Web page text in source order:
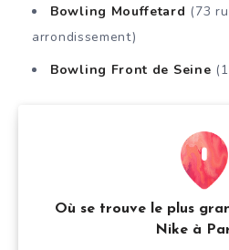
Bowling Mouffetard (73
arrondissement)
Bowling Front de Seine
Où se trouve le plus
Nike à